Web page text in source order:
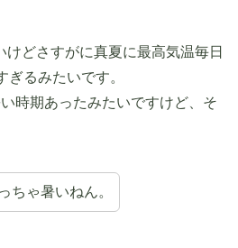
けどさすがに真夏に最高気温毎日
るみたいです。
時期あったみたいですけど、そ
ちゃ暑いねん。